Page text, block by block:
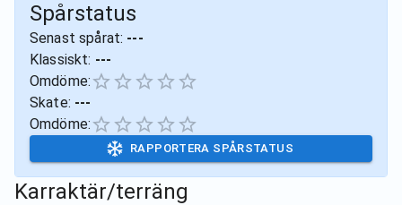
Spårstatus
Senast spårat: ---
Klassiskt: ---
Omdöme:
Skate: ---
Omdöme:
RAPPORTERA SPÅRSTATUS
Karraktär/terräng